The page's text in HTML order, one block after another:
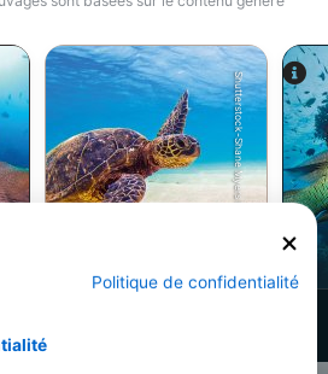
Shutterstock-Shane Myers Photography
Politique de confidentialité